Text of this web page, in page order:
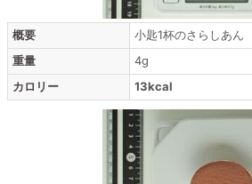
概要
小匙1杯のさらしあん
重量
4g
カロリー
13kcal